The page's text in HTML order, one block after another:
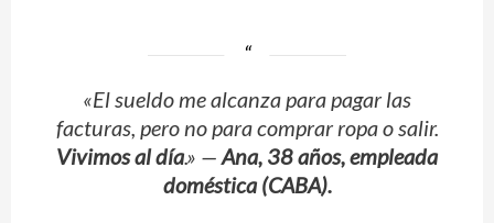
«El sueldo me alcanza para pagar las
facturas, pero no para comprar ropa o salir.
Vivimos al día.» —Ana, 38 años, empleada
doméstica (CABA).